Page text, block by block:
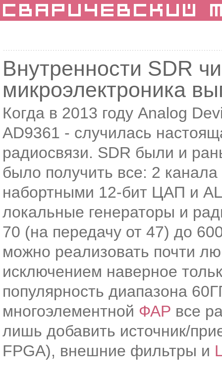
Внутренности SDR
микроэлектроника
Когда в 2013 году Analog
AD9361 - случилась
радиосвязи. SDR были и
было получить все: 2
набортными 12-бит ЦАП и
локальные генераторы и
70 (на передачу от 47) до
можно реализовать почти
исключением наверное
популярность диапазона
многоэлементной ФАР все
лишь добавить источник/
FPGA), внешние фильтры и